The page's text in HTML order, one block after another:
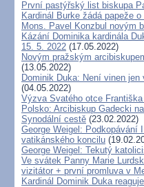
První pastýřský list biskupa
Kardinál Burke žádá papeže
Mons. Pavel Konzbul novým
Kázání Dominika kardinála
15. 5. 2022 (17.05.2022)
Novým pražským
(13.05.2022)
Dominik Duka: Není vinen
(04.05.2022)
Výzva Svatého otce
Polsko: Arcibiskup Gadecki
Synodální cestě (23.02.2022)
George Weigel: Podkopávání
vatikánského koncilu
George Weigel: Tekutý
Ve svátek Panny Marie
vizitátor + první promluva v
Kardinál Dominik Duka